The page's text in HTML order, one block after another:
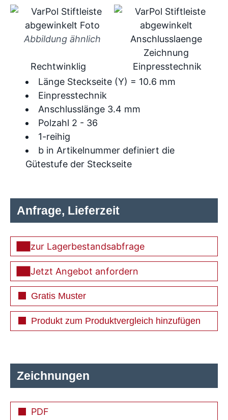
Abbildung ähnlich
Länge Steckseite (Y) = 10.6 mm
Einpresstechnik
Anschlusslänge 3.4 mm
Polzahl 2 - 36
1-reihig
b in Artikelnummer definiert die
Gütestufe der Steckseite
Rechtwinklig Einpresstechnik
Zeichnungen
PDF
Anfrage, Lieferzeit
zur Lagerbestandsabfrage
Jetzt Angebot anfordern
Gratis Muster
Produkt zum Produktvergleich hinzufügen